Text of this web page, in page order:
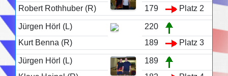
Robert Rothhuber (R)
179 Platz 2
Jürgen Hörl (L)
220
Kurt Benna (R)
189 Platz 3
Jürgen Hörl (L)
189